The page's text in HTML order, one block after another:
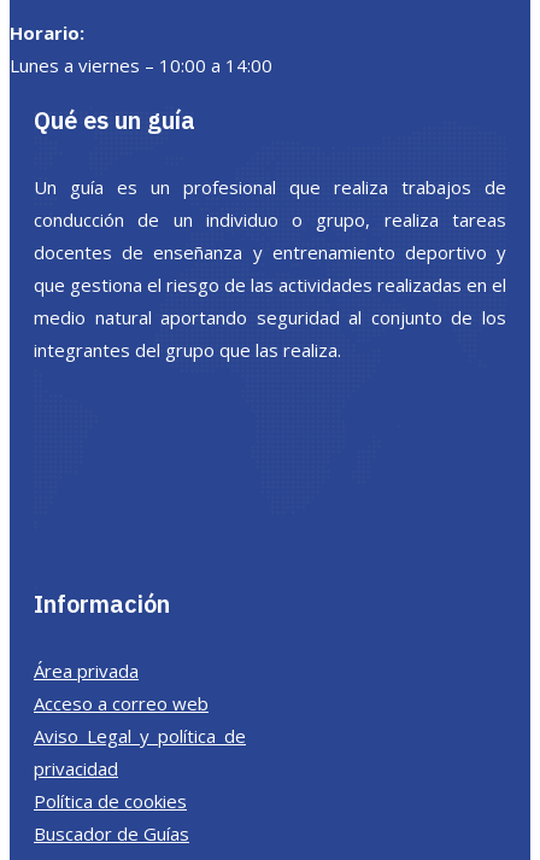
Horario:
Lunes a viernes – 10:00 a 14:00
Qué es un guía
Un guía es un profesional que realiza trabajos de
conducción de un individuo o grupo, realiza tareas
docentes de enseñanza y entrenamiento deportivo y
que gestiona el riesgo de las actividades realizadas en el
medio natural aportando seguridad al conjunto de los
integrantes del grupo que las realiza.
Información
Área privada
Acceso a correo web
Aviso Legal y política de
privacidad
Política de cookies
Buscador de Guías